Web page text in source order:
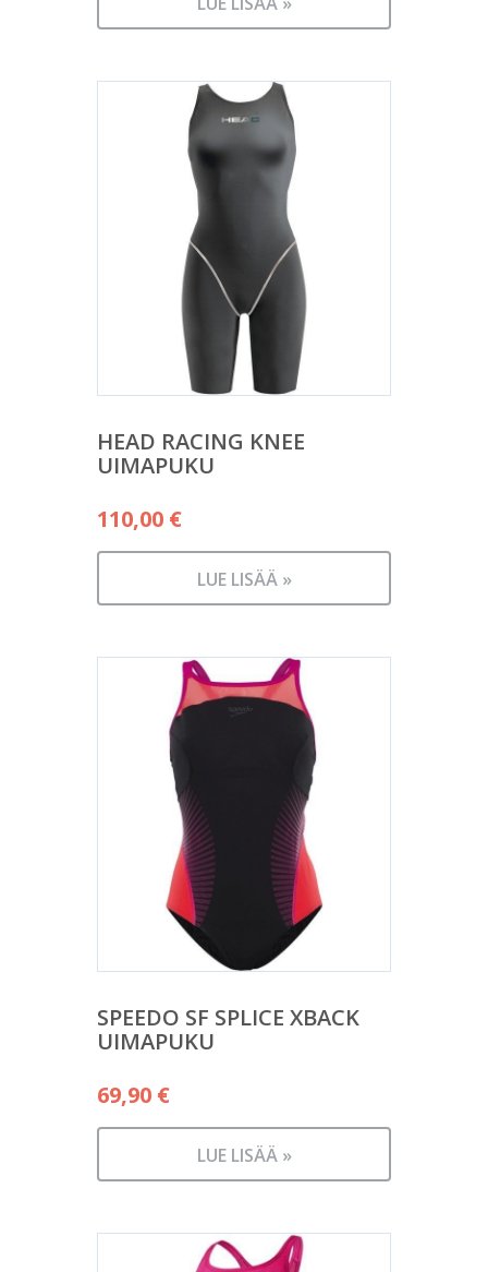
HEAD RACING KNEE
UIMAPUKU
110,00 €
LUE LISÄÄ »
SPEEDO SF SPLICE XBACK
UIMAPUKU
69,90 €
LUE LISÄÄ »